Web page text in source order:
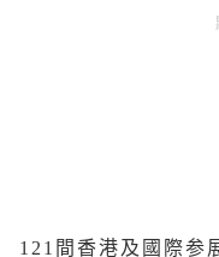
121間香港及國際参